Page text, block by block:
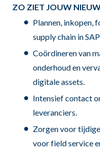
ZO ZIET JOUW
Plannen, inkopen,
supply chain in
Coördineren van
onderhoud en
digitale assets.
Intensief contact
leveranciers.
Zorgen voor
voor field service